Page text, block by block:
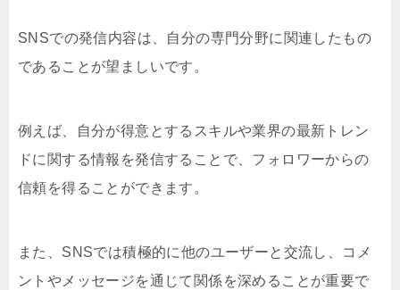
SNSでの発信内容は、自分の専門分野に関連したもの
であることが望ましいです。
例えば、自分が得意とするスキルや業界の最新トレン
ドに関する情報を発信することで、フォロワーからの
信頼を得ることができます。
また、SNSでは積極的に他のユーザーと交流し、コメ
ントやメッセージを通じて関係を深めることが重要で